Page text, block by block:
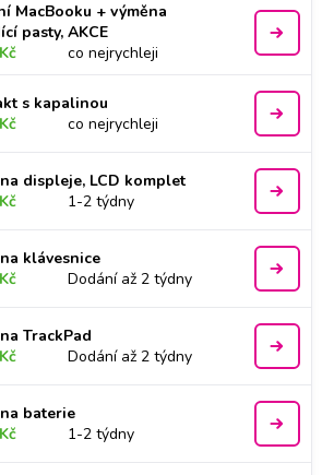
MacBooku + výměna
pasty, AKCE
co nejrychleji
s kapalinou
co nejrychleji
displeje, LCD komplet
1-2 týdny
klávesnice
Dodání až 2 týdny
TrackPad
Dodání až 2 týdny
baterie
1-2 týdny